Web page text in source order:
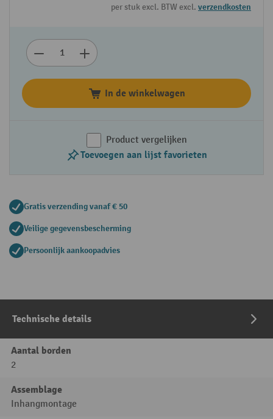
per stuk excl. BTW excl. verzendkosten
In de winkelwagen
Product vergelijken
Toevoegen aan lijst favorieten
Gratis verzending vanaf € 50
Veilige gegevensbescherming
Persoonlijk aankoopadvies
Technische details
Aantal borden
2
Assemblage
Inhangmontage